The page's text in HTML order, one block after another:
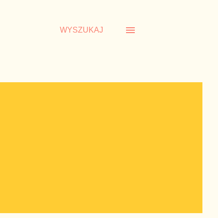
WYSZUKAJ